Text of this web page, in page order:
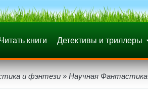
Читать книги Детективы и триллеры
и фэнтези » Научная Фантастика